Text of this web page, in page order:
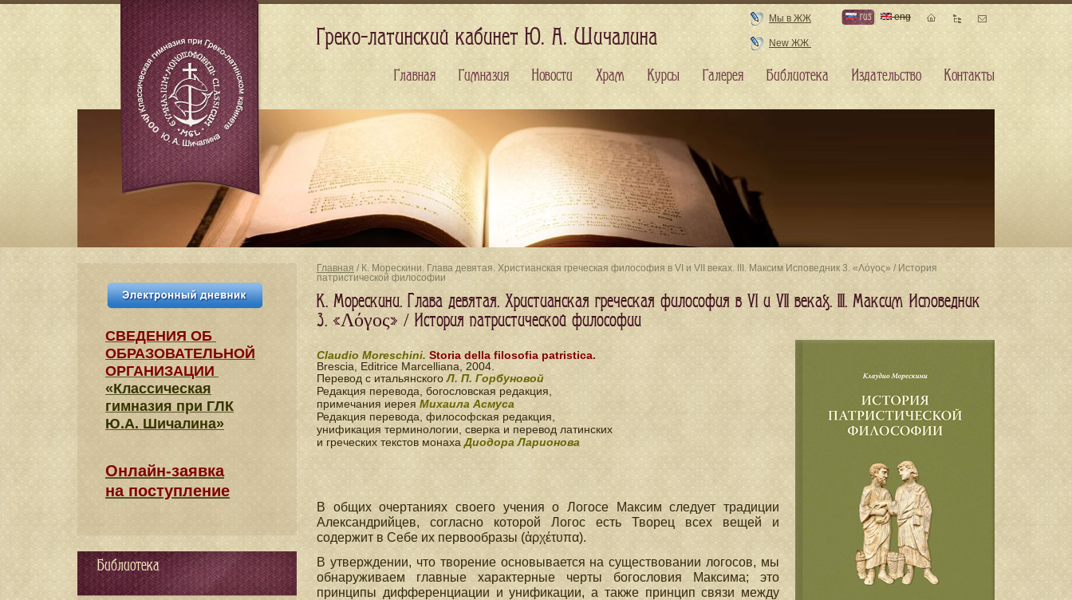
Главная / К. Морескини. Глава девятая. Христианская греческая философия в VI и VII веках. III. Максим Исповедник 3. «Λόγος» / История
патристической философии
К. Морескини. Глава девятая. Христианская греческая философия в VI и VII веках. III. Максим Исповедник
3. «Λόγος» / История патристической философии
Claudio Moreschini. Storia della filosofia patristica.
Brescia, Editrice Marcelliana, 2004.
Перевод с итальянскогоЛ. П. Горбуновой
Редакция перевода, богословская редакция,
примечания иерея Михаила Асмуса
Редакция перевода, философская редакция,
унификация терминологии, сверка и перевод латинских
и греческих текстов монахаДиодора Ларионова
В общих очертаниях своего учения о Логосе Максим следует традиции
Александрийцев, согласно которой Логос есть Творец всех вещей и
содержит в Себе их первообразы (ἀρχέτυπα).
В утверждении, что творение основывается на существовании логосов, мы
обнаруживаем главные характерные черты богословия Максима; это
принципы дифференциации и унификации, а также принцип связи между
СВЕДЕНИЯ​ ОБ
ОБРАЗОВАТЕЛЬНОЙ
ОРГАНИЗАЦИИ
«Классическая
гимназия при ГЛК
Ю.А. Шичалина»
Онлайн-заявка
на поступление
Библиотека
Греко-латинский кабинет Ю. А. Шичалина
Мы в ЖЖ
New ЖЖ
rus eng
Главная Гимназия Новости Храм Курсы Галерея Библиотека Издательство Контакты